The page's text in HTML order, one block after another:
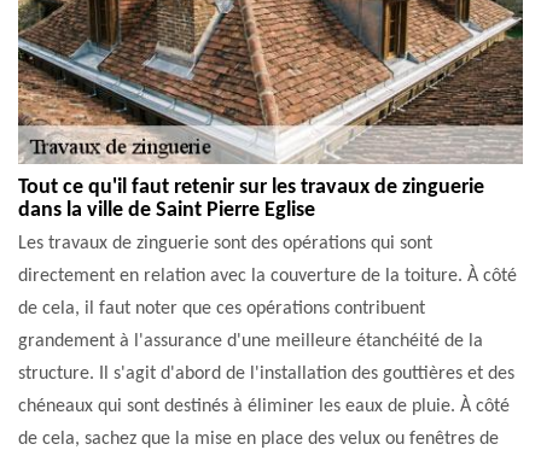
Tout ce qu'il faut retenir sur les travaux de zinguerie
dans la ville de Saint Pierre Eglise
Les travaux de zinguerie sont des opérations qui sont
directement en relation avec la couverture de la toiture. À côté
de cela, il faut noter que ces opérations contribuent
grandement à l'assurance d'une meilleure étanchéité de la
structure. Il s'agit d'abord de l'installation des gouttières et des
chéneaux qui sont destinés à éliminer les eaux de pluie. À côté
de cela, sachez que la mise en place des velux ou fenêtres de